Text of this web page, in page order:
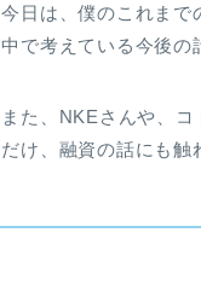
今日は、僕のこれまで
中で考えている今後の
また、NKEさんや、
だけ、融資の話にも触